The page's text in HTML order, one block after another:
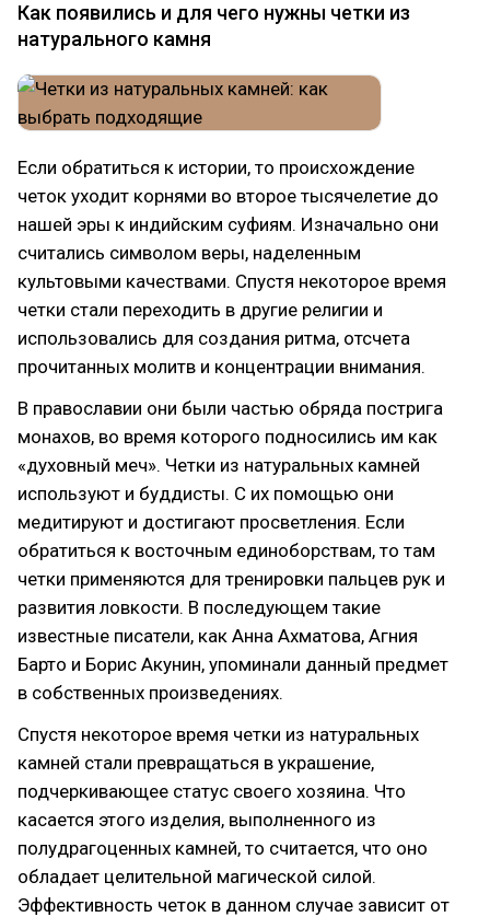
Как появились и для чего нужны четки из
натурального камня
Если обратиться к истории, то происхождение
четок уходит корнями во второе тысячелетие до
нашей эры к индийским суфиям. Изначально они
считались символом веры, наделенным
культовыми качествами. Спустя некоторое время
четки стали переходить в другие религии и
использовались для создания ритма, отсчета
прочитанных молитв и концентрации внимания.
В православии они были частью обряда пострига
монахов, во время которого подносились им как
«духовный меч». Четки из натуральных камней
используют и буддисты. С их помощью они
медитируют и достигают просветления. Если
обратиться к восточным единоборствам, то там
четки применяются для тренировки пальцев рук и
развития ловкости. В последующем такие
известные писатели, как Анна Ахматова, Агния
Барто и Борис Акунин, упоминали данный предмет
в собственных произведениях.
Спустя некоторое время четки из натуральных
камней стали превращаться в украшение,
подчеркивающее статус своего хозяина. Что
касается этого изделия, выполненного из
полудрагоценных камней, то считается, что оно
обладает целительной магической силой.
Эффективность четок в данном случае зависит от